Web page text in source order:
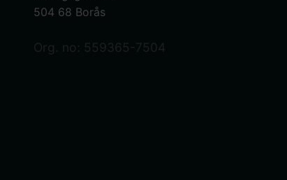
504 68 Borås
Org. no: 559365-7504